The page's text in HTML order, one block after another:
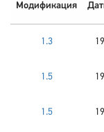
Модификация
1.3
1.5
1.5